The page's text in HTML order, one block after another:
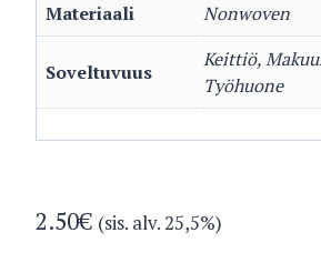
Materiaali
Nonwoven
Soveltuvuus
Keittiö,
Työhuone
2.50€ (sis. alv. 25,5%)